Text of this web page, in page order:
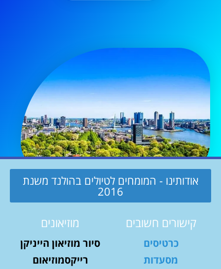
אודותינו - המומחים לטיולים בהולנד משנת
2016
קישורים חשובים
כרטיסים
מסעדות
מוזיאונים
סיור מוזיאון הייניקן
רייקסמוזיאום